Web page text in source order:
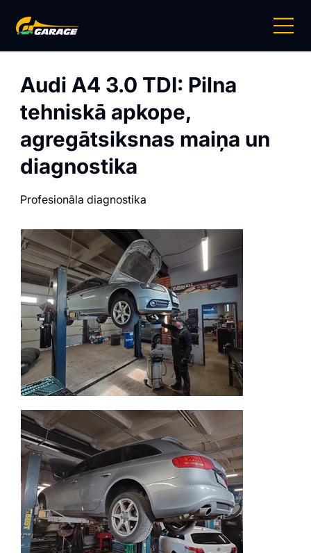
Audi A4 3.0 TDI: Pilna
tehniskā apkope,
agregātsiksnas maiņa un
diagnostika
Profesionāla diagnostika